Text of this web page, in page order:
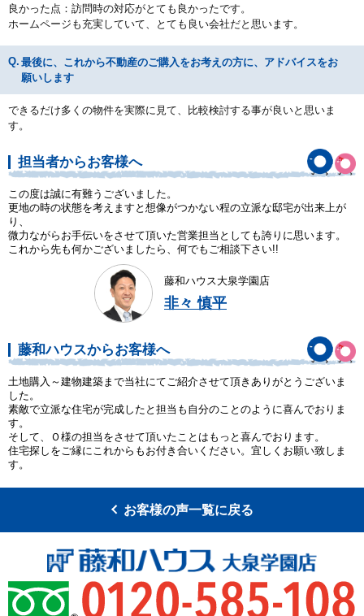
良かった点：訪問時の対応がとても良かったです。
ホームページも充実していて、とても良い会社だと思います。
最後に、これから不動産のご購入をお考えの方に、アドバイスをお
願いします
できるだけ多くの物件を実際に見て、比較検討する事が良いと思いま
す。
担当者からお客様へ
この度は誠に有難うございました。
更地の時の状態を考えますと想像がつかない程の立派な邸宅が出来上が
り、
微力ながらお手伝いをさせて頂いた営業担当としても誇りに思います。
これから先も何かございましたら、何でもご相談下さい!!
藤和ハウス大泉学園店
非々 慎平
藤和ハウスからお客様へ
土地購入～建物建築まで当社にてご紹介させて頂きありがとうございま
した。
素敵で立派な住宅が完成したと担当も自分のことのように喜んでおりま
す。
そして、Ｏ様の担当をさせて頂いたことはもっと喜んでおります。
住宅探しをご縁にこれからもお付き合いください。宜しくお願い致しま
す。
お客様の声一覧に戻る